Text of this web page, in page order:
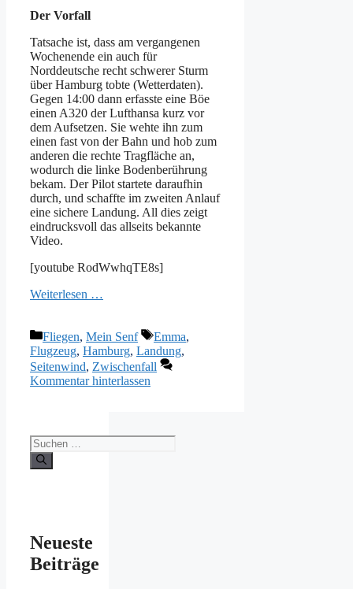
Der Vorfall
Tatsache ist, dass am vergangenen
Wochenende ein auch für
Norddeutsche recht schwerer Sturm
über Hamburg tobte (Wetterdaten).
Gegen 14:00 dann erfasste eine Böe
einen A320 der Lufthansa kurz vor
dem Aufsetzen. Sie wehte ihn zum
einen fast von der Bahn und hob zum
anderen die rechte Tragfläche an,
wodurch die linke Bodenberührung
bekam. Der Pilot startete daraufhin
durch, und schaffte im zweiten Anlauf
eine sichere Landung. All dies zeigt
eindrucksvoll das allseits bekannte
Video.
[youtube RodWwhqTE8s]
Weiterlesen …
Kategorien
Fliegen, Mein Senf Schlagwörter
Emma,
Flugzeug, Hamburg, Landung,
Seitenwind, Zwischenfall
Kommentar hinterlassen
Suchen
nach:
Neueste
Beiträge